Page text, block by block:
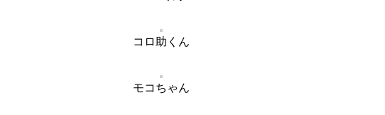
コロ助くん
モコちゃん